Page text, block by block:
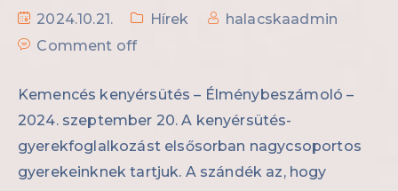
2024.10.21. Hírek
halacskaadmin
Comment off
Kemencés kenyérsütés – Élménybeszámoló –
2024. szeptember 20. A kenyérsütés-
gyerekfoglalkozást elsősorban nagycsoportos
gyerekeinknek tartjuk. A szándék az, hogy